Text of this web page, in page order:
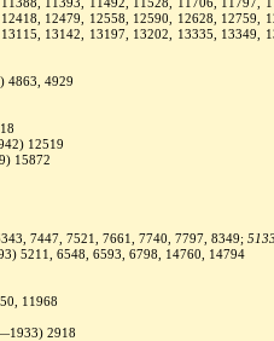
11393, 11492, 11528, 11706, 11797,
12479, 12558, 12590, 12628, 12759,
13142, 13197, 13202, 13335, 13349,
4863, 4929
12519
15872
7447, 7521, 7661, 7740, 7797, 8349;
5211, 6548, 6593, 6798, 14760, 14794
11968
2918